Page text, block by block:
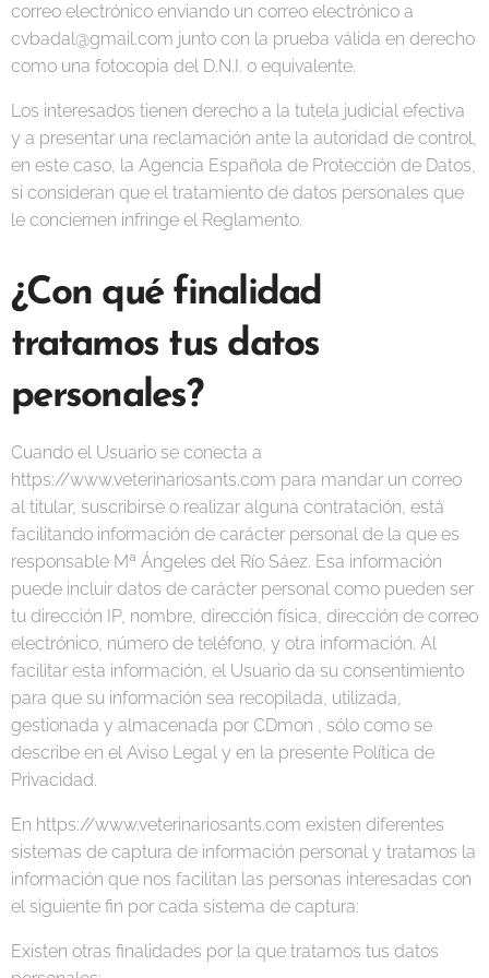
correo electrónico enviando un correo electrónico a
cvbadal@gmail.com junto con la prueba válida en derecho
como una fotocopia del D.N.I. o equivalente.
Los interesados tienen derecho a la tutela judicial efectiva
y a presentar una reclamación ante la autoridad de control,
en este caso, la Agencia Española de Protección de Datos,
si consideran que el tratamiento de datos personales que
le conciernen infringe el Reglamento.
¿Con qué finalidad
tratamos tus datos
personales?
Cuando el Usuario se conecta a
https://www.veterinariosants.com para mandar un correo
al titular, suscribirse o realizar alguna contratación, está
facilitando información de carácter personal de la que es
responsable Mª Ángeles del Río Sáez. Esa información
puede incluir datos de carácter personal como pueden ser
tu dirección IP, nombre, dirección física, dirección de correo
electrónico, número de teléfono, y otra información. Al
facilitar esta información, el Usuario da su consentimiento
para que su información sea recopilada, utilizada,
gestionada y almacenada por CDmon , sólo como se
describe en el Aviso Legal y en la presente Política de
Privacidad.
En https://www.veterinariosants.com existen diferentes
sistemas de captura de información personal y tratamos la
información que nos facilitan las personas interesadas con
el siguiente fin por cada sistema de captura:
Existen otras finalidades por la que tratamos tus datos